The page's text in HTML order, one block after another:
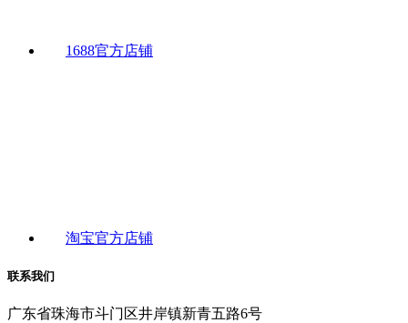
1688官方店铺
淘宝官方店铺
联系我们
广东省珠海市斗门区井岸镇新青五路6号